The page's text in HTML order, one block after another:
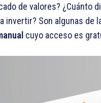
de valores? ¿Cuánto
invertir? Son algunas de
cuyo acceso es